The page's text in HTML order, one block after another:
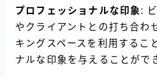
プロフェッショナルな印象:
やクライアントとの打ち合わ
キングスペースを利用するこ
ナルな印象を与えることがで